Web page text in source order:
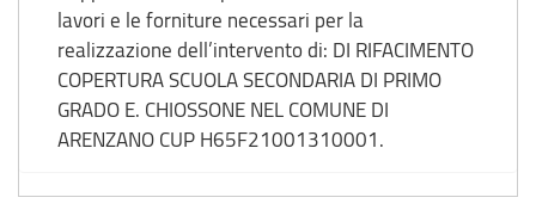
lavori e le forniture necessari per la
realizzazione dell’intervento di: DI RIFACIMENTO
COPERTURA SCUOLA SECONDARIA DI PRIMO
GRADO E. CHIOSSONE NEL COMUNE DI
ARENZANO CUP H65F21001310001.